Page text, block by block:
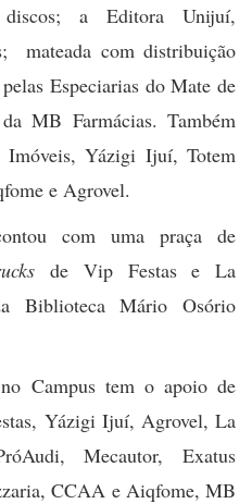
a Editora Unijuí,
mateada com distribuição
Especiarias do Mate de
MB Farmácias. Também
Imóveis, Yázigi Ijuí, Totem
e Agrovel.
com uma praça de
de Vip Festas e La
Biblioteca Mário Osório
Campus tem o apoio de
Yázigi Ijuí, Agrovel, La
Mecautor, Exatus
CCAA e Aiqfome, MB